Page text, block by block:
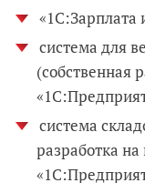
«1С:Зарплата
система для
(собственная
система
разработка